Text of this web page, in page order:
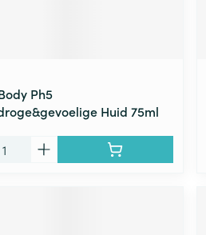
Ph5
Huid 75ml